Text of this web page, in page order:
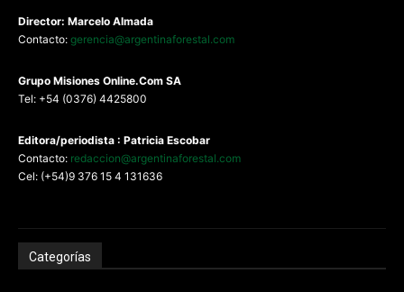
Director: Marcelo Almada
Contacto: gerencia@argentinaforestal.com
Grupo Misiones Online.Com SA
Tel: +54 (0376) 4425800
Editora/periodista : Patricia Escobar
Contacto: redaccion@argentinaforestal.com
Cel: (+54)9 376 15 4 131636
Categorías